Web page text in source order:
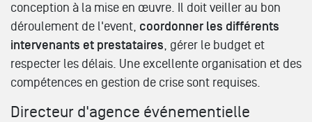
conception à la mise en œuvre. Il doit veiller au bon
déroulement de l'event, coordonner les différents
intervenants et prestataires, gérer le budget et
respecter les délais. Une excellente organisation et des
compétences en gestion de crise sont requises.
Directeur d'agence événementielle